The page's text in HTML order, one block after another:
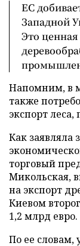
ЕС
Западной
Это
Напомним, в
также
экспорт леса,
Как заявляла
торговый
Микольская,
на экспорт
Киевом
1,2 млрд евро.
По ее словам,